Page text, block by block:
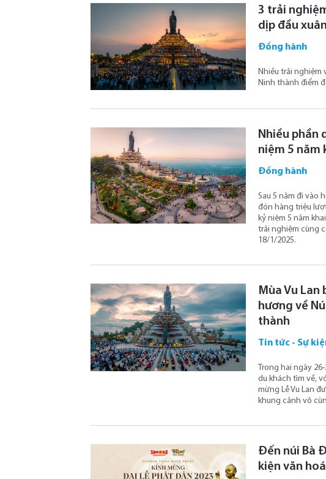
3 trải
dịp đầu xuân
Đồng hành
Nhiều trải nghiệm
Ninh thành điểm
Nhiều phần
niệm 5 năm
Đồng hành
Sau 5 năm đi vào
đón hàng triệu
kỷ niệm 5 năm
trải nghiệm cùng
18/1/2025.
Mùa Vu
hương về
thành
Tin tức - Sự
Trong hai ngày
du khách tìm về,
mừng Lễ Vu Lan
khung cảnh vô
Đến núi Bà
kiện văn